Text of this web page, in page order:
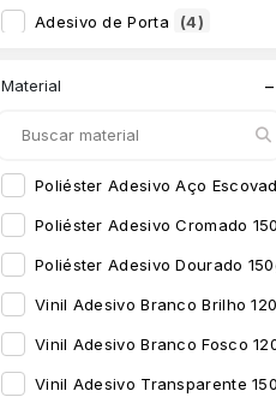
Adesivo de Porta (4)
Adesivo para Porta de Vidro
Adesivo para Vitrine (120)
Adesivo para Vitrine cm² (9)
Adesivo Perfurado (1)
Adesivo Personalizado (196)
Adesivo Redondo (9)
Adesivo Retangular (3)
Material −
Poliéster Adesivo Aço
Poliéster Adesivo Cromado
Poliéster Adesivo Dourado
Vinil Adesivo Branco Brilho
Vinil Adesivo Branco Fosco
Vinil Adesivo Transparente